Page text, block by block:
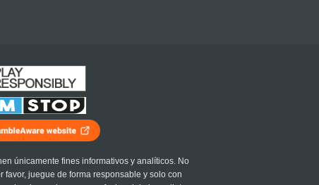
únicamente fines informativos y analíticos. No
juegue de forma responsable y solo con